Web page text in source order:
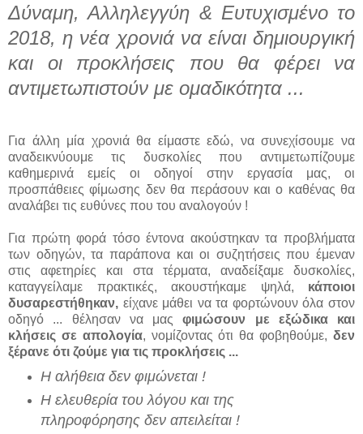
Δύναμη, Αλληλεγγύη & Ευτυχισμένο το
2018, η νέα χρονιά να είναι δημιουργική
και οι προκλήσεις που θα φέρει να
αντιμετωπιστούν με ομαδικότητα ...
Για άλλη μία χρονιά θα είμαστε εδώ, να συνεχίσουμε να
αναδεικνύουμε τις δυσκολίες που αντιμετωπίζουμε
καθημερινά εμείς οι οδηγοί στην εργασία μας, οι
προσπάθειες φίμωσης δεν θα περάσουν και ο καθένας θα
αναλάβει τις ευθύνες που του αναλογούν !
Για πρώτη φορά τόσο έντονα ακούστηκαν τα προβλήματα
των οδηγών, τα παράπονα και οι συζητήσεις που έμεναν
στις αφετηρίες και στα τέρματα, αναδείξαμε δυσκολίες,
καταγγείλαμε πρακτικές, ακουστήκαμε ψηλά, κάποιοι
δυσαρεστήθηκαν, είχανε μάθει να τα φορτώνουν όλα στον
οδηγό ... θέλησαν να μαςφιμώσουν με εξώδικα και
κλήσεις σε απολογία, νομίζοντας ότι θα φοβηθούμε,δεν
ξέρανε ότι ζούμε για τις προκλήσεις ...
Η αλήθεια δεν φιμώνεται !
Η ελευθερία του λόγου και της
πληροφόρησης δεν απειλείται !